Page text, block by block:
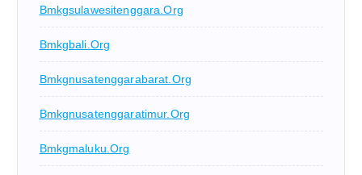
Bmkgsulawesitenggara.org
Bmkgbali.org
Bmkgnusatenggarabarat.org
Bmkgnusatenggaratimur.org
Bmkgmaluku.org